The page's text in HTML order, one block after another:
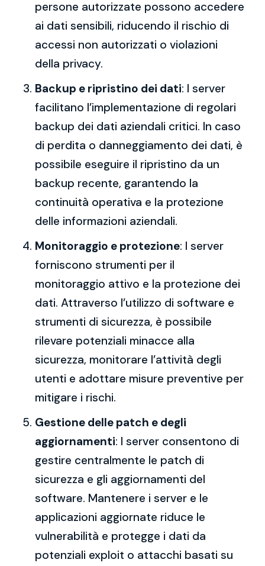
persone autorizzate possono accedere
ai dati sensibili, riducendo il rischio di
accessi non autorizzati o violazioni
della privacy.
Backup e ripristino dei dati: I server
facilitano l’implementazione di regolari
backup dei dati aziendali critici. In caso
di perdita o danneggiamento dei dati, è
possibile eseguire il ripristino da un
backup recente, garantendo la
continuità operativa e la protezione
delle informazioni aziendali.
Monitoraggio e protezione: I server
forniscono strumenti per il
monitoraggio attivo e la protezione dei
dati. Attraverso l’utilizzo di software e
strumenti di sicurezza, è possibile
rilevare potenziali minacce alla
sicurezza, monitorare l’attività degli
utenti e adottare misure preventive per
mitigare i rischi.
Gestione delle patch e degli
aggiornamenti: I server consentono di
gestire centralmente le patch di
sicurezza e gli aggiornamenti del
software. Mantenere i server e le
applicazioni aggiornate riduce le
vulnerabilità e protegge i dati da
potenziali exploit o attacchi basati su